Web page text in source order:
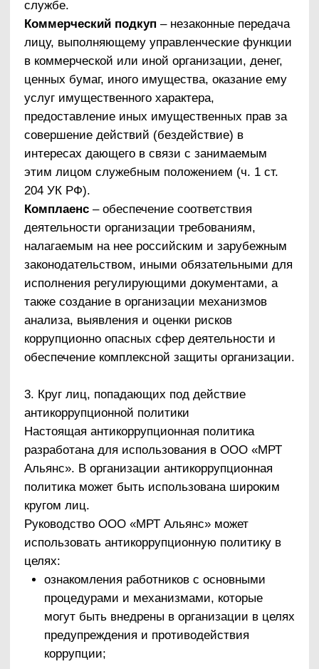
общепринятым нормам.
Соответствие реализуемых антикоррупционных
мероприятий Конституции РФ, заключенным
Российской Федерацией международным
договорам, законодательству Российской
актам, применимым к организации.
Ключевая роль руководства организации в
формировании культуры нетерпимости к
коррупции и в создании
предупреждения и противодействия коррупции.
3. Принцип вовлеченности работников.
положениях антикоррупционного
законодательства и их активное участие в
антикоррупционных стандартов и процедур.
процедур риску коррупции.
Разработка и выполнение комплекса
мероприятий, позволяющих снизить
руководителей и сотрудников в коррупционную
существующих в деятельности ООО «МРТ
Альянс» коррупционных рисков.
5. Принцип эффективности антикоррупционных
Применение в ООО «МРТ Альянс» таких
антикоррупционных мероприятий, которые
имеют низкую стоимость, обеспечивают
результат.
наказания.
Неотвратимость наказания для работников
ООО «МРТ Альянс» вне зависимости от
занимаемой должности, стажа работы и иных
условий в случае совершения ими
коррупционных правонарушений в связи с
персональная ответственность руководства
организации за реализацию